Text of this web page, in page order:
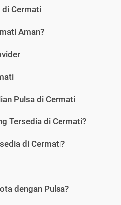
di Cermati
Aman?
Pulsa di Cermati
Tersedia di Cermati?
di Cermati?
dengan Pulsa?